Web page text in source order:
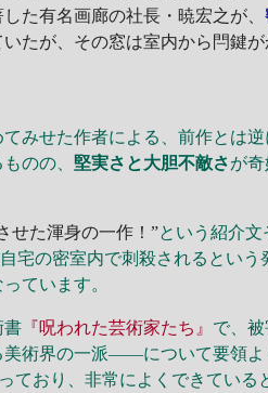
した有名画廊の社長・暁宏之が、
たが、その窓は室内から閂鍵
みせた作者による、前作とは
ものの、堅実さと大胆不敵さが
せた渾身の一作！”という紹介文
宅の密室内で刺殺されるという
ています。
書 『呪われた芸術家たち』 で、被
術界の一派――について要領よ
ており、非常によくできている